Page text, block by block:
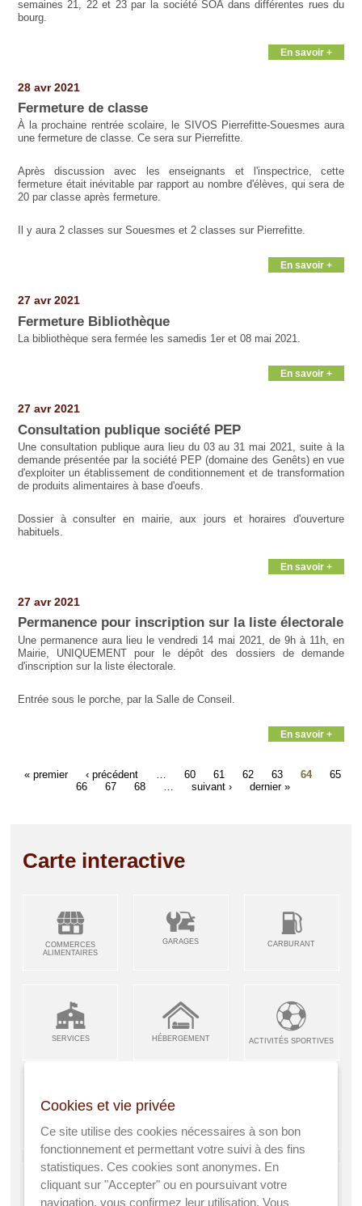
semaines 21, 22 et 23par la société SOA dans différentes rues du
bourg.
En savoir +
28 avr 2021
Fermeture de classe
À la prochaine rentrée scolaire, le SIVOS Pierrefitte-Souesmes aura
une fermeture de classe. Ce sera sur Pierrefitte.
Après discussion avec les enseignants et l'inspectrice, cette
fermeture était inévitable par rapport au nombre d'élèves, qui sera de
20 par classe après fermeture.
Il y aura 2 classes sur Souesmes et 2 classes sur Pierrefitte.
En savoir +
27 avr 2021
Fermeture Bibliothèque
La bibliothèque sera fermée les samedis 1er et 08 mai 2021.
En savoir +
27 avr 2021
Consultation publique société PEP
Une consultation publique aura lieu du 03 au 31 mai 2021, suite à la
demande présentée par la société PEP (domaine des Genêts) en vue
d'exploiter un établissement de conditionnement et de transformation
de produits alimentaires à base d'oeufs.
Dossier à consulter en mairie, aux jours et horaires d'ouverture
habituels.
En savoir +
27 avr 2021
Permanence pour inscription sur la liste électorale
Une permanence aura lieu le vendredi 14 mai 2021, de 9h à 11h, en
Mairie, UNIQUEMENT pour le dépôt des dossiers de demande
d'inscription sur la liste électorale.
Entrée sous le porche, par la Salle de Conseil.
En savoir +
« premier ‹ précédent 60 61 62 63 64
65
66
67 68 suivant › dernier »
Carte interactive
COMMERCES
ALIMENTAIRES
GARAGES CARBURANT
SERVICES HÉBERGEMENT ACTIVITÉS SPORTIVES
ARTISANS &
INDUSTRIES
RESTAURANTS CAFÉS ENFANCE JEUNESSE
Cookies et vie privée
Ce site utilise des cookies nécessaires à son bon
fonctionnement et permettant votre suivi à des fins
statistiques. Ces cookies sont anonymes. En
cliquant sur "Accepter" ou en poursuivant votre
navigation, vous confirmez leur utilisation. Vous